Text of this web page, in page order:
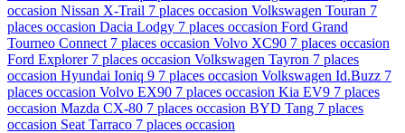
occasion Nissan X-Trail 7 places occasion Volkswagen Touran 7
places occasion Dacia Lodgy 7 places occasion Ford Grand
Tourneo Connect 7 places occasion Volvo XC90 7 places occasion
Ford Explorer 7 places occasion Volkswagen Tayron 7 places
occasion Hyundai Ioniq 9 7 places occasion Volkswagen Id.Buzz 7
places occasion Volvo EX90 7 places occasion Kia EV9 7 places
occasion Mazda CX-80 7 places occasion BYD Tang 7 places
occasion Seat Tarraco 7 places occasion